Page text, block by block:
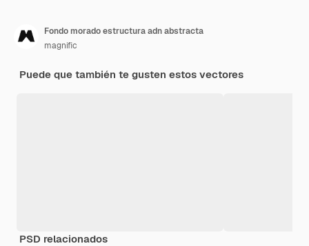
Fondo morado estructura adn abstracta
magnific
Puede que también te gusten estos vectores
PSD relacionados